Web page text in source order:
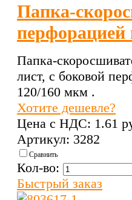
Папка-
Папка-
лист, с боковой
120/160 мкм .
Хотите дешевле?
Цена с НДС: 1.61
Артикул: 3282
Сравнить
Кол-во:
Быстрый заказ